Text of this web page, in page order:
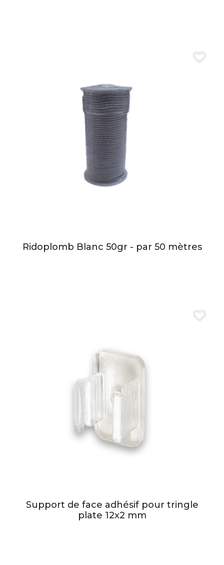
Ridoplomb Blanc 50gr - par 50 mètres
Support de face adhésif pour tringle
plate 12x2 mm